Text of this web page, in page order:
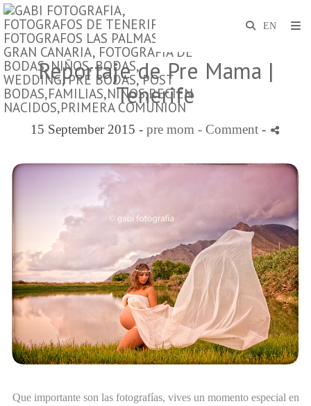
Reportaje de Pre Mama |
Tenerife
15 September 2015 - pre mom - Comment -
Que importante son las fotografías, vives un momento especial en